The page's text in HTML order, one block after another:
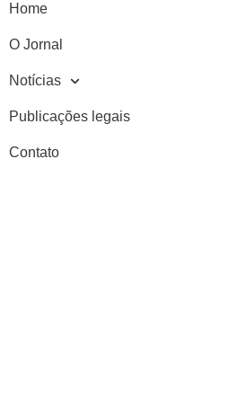
Home
O Jornal
Notícias
Publicações legais
Contato